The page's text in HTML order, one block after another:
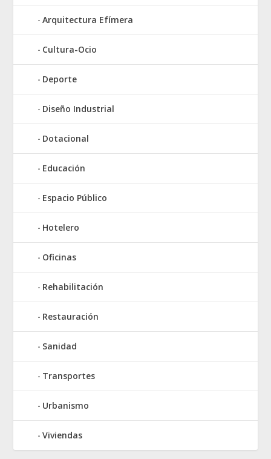
Arquitectura Efímera
Cultura-Ocio
Deporte
Diseño Industrial
Dotacional
Educación
Espacio Público
Hotelero
Oficinas
Rehabilitación
Restauración
Sanidad
Transportes
Urbanismo
Viviendas